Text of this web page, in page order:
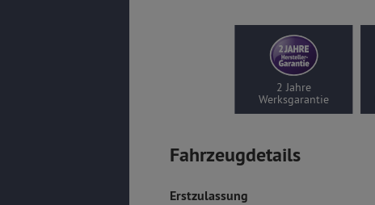
2 Jahre
Werksgarantie
Fahrzeugdetails
Erstzulassung